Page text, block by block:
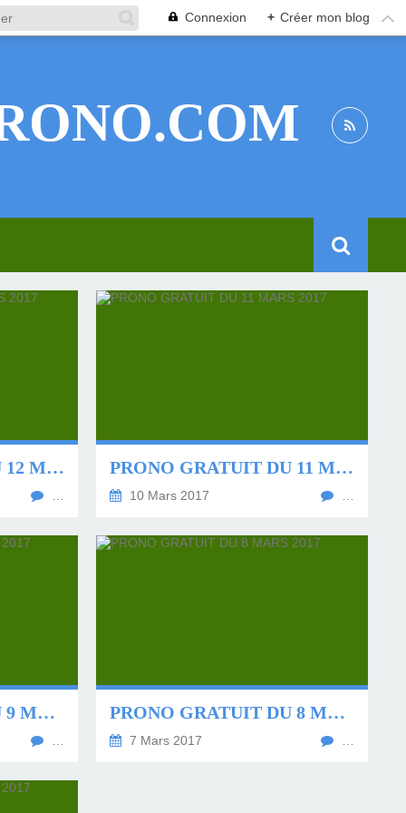
Connexion + Créer mon blog
PRONO GRATUIT DU 12 MARS 2017 PRONO GRATUIT DU 11 MARS 2017
10 Mars 2017
PRONO GRATUIT DU 9 MARS 2017 PRONO GRATUIT DU 8 MARS 2017
7 Mars 2017